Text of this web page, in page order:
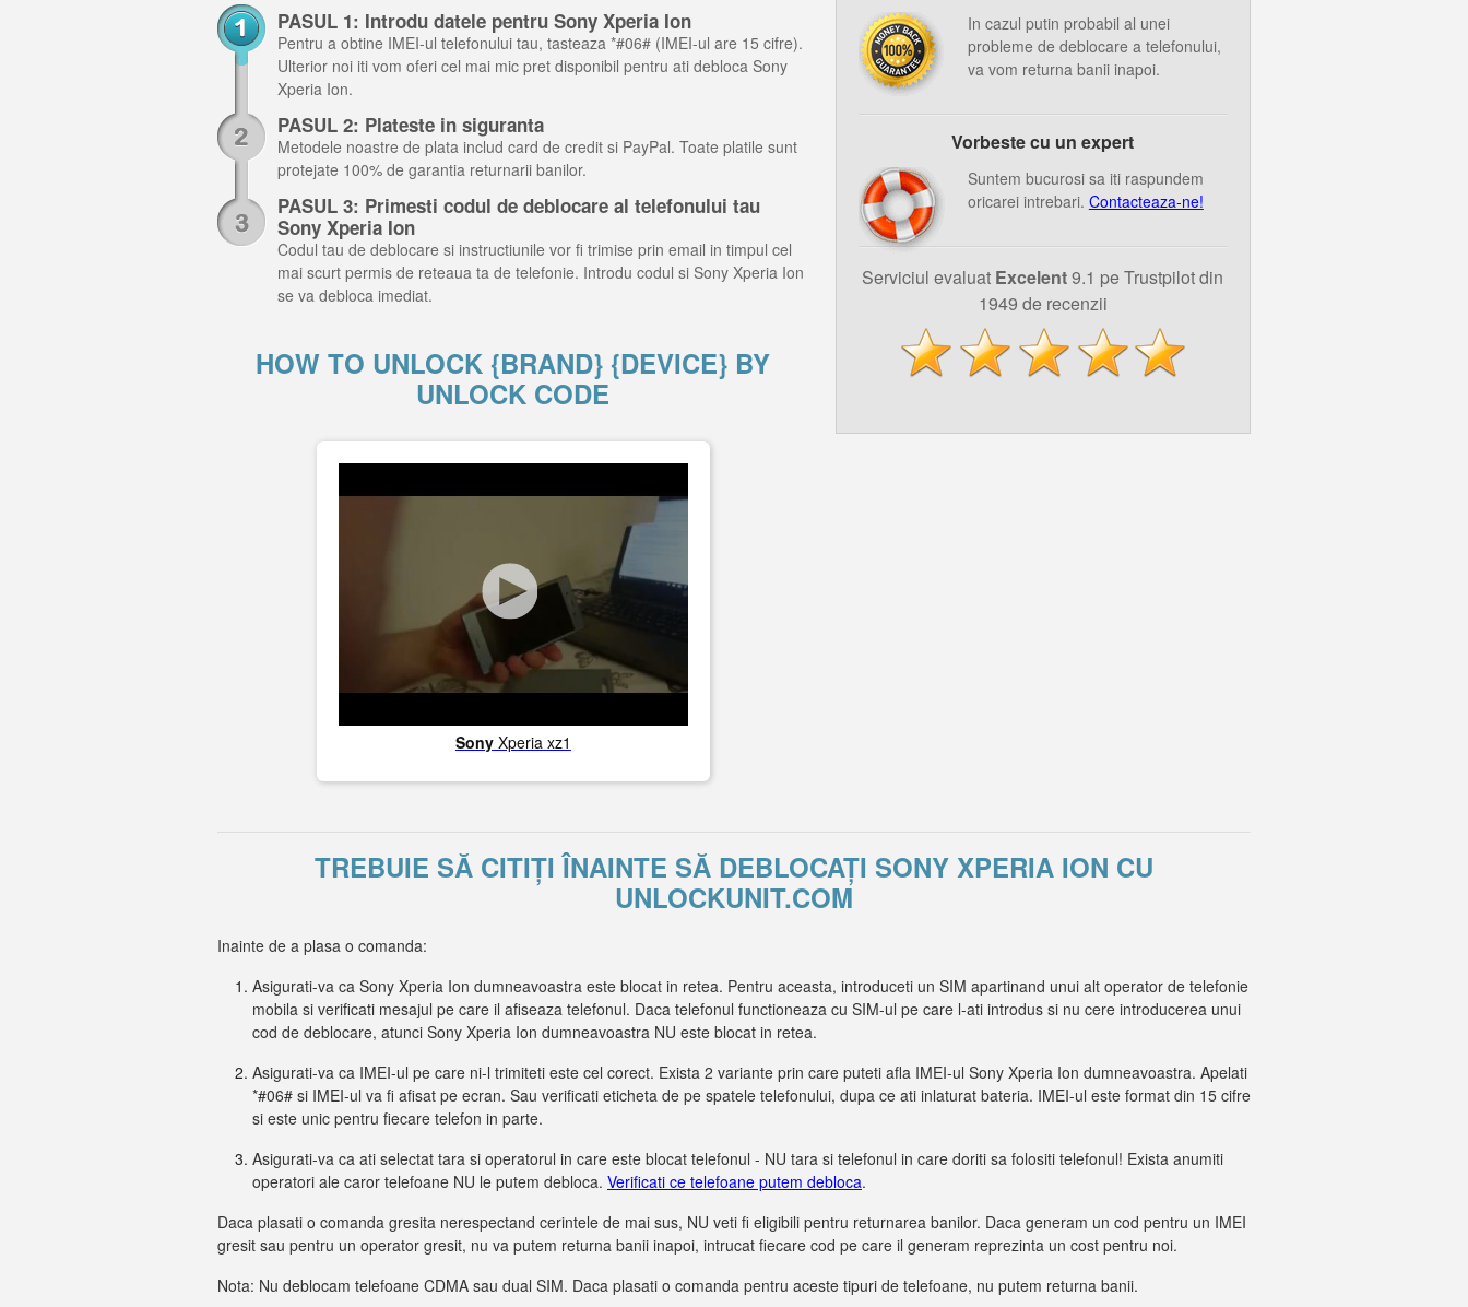
PASUL 1: Introdu datele pentru Sony Xperia Ion
Pentru a obtine IMEI-ul telefonului tau, tasteaza *#06# (IMEI-ul are 15 cifre).
Ulterior noi iti vom oferi cel mai mic pret disponibil pentru ati debloca Sony
Xperia Ion.
PASUL 2: Plateste in siguranta
Metodele noastre de plata includ card de credit si PayPal. Toate platile sunt
protejate 100% de garantia returnarii banilor.
PASUL 3: Primesti codul de deblocare al telefonului tau
Sony Xperia Ion
Codul tau de deblocare si instructiunile vor fi trimise prin email in timpul cel
mai scurt permis de reteaua ta de telefonie. Introdu codul si Sony Xperia Ion
se va debloca imediat.
HOW TO UNLOCK {BRAND} {DEVICE} BY
UNLOCK CODE
SonyXperia xz1
In cazul putin probabil al unei
probleme de deblocare a telefonului,
va vom returna banii inapoi.
Vorbeste cu un expert
Suntem bucurosi sa iti raspundem
oricarei intrebari. Contacteaza-ne!
Serviciul evaluat Excelent9.1 pe Trustpilot din
1949 de recenzii
TREBUIE SĂ CITIȚI ÎNAINTE SĂ DEBLOCAȚI SONY XPERIA ION CU
UNLOCKUNIT.COM
Inainte de a plasa o comanda:
Asigurati-va ca Sony Xperia Ion dumneavoastra este blocat in retea. Pentru aceasta, introduceti un SIM apartinand unui alt operator de telefonie
mobila si verificati mesajul pe care il afiseaza telefonul. Daca telefonul functioneaza cu SIM-ul pe care l-ati introdus si nu cere introducerea unui
cod de deblocare, atunci Sony Xperia Ion dumneavoastra NU este blocat in retea.
Asigurati-va ca IMEI-ul pe care ni-l trimiteti este cel corect. Exista 2 variante prin care puteti afla IMEI-ul Sony Xperia Ion dumneavoastra. Apelati
*#06# si IMEI-ul va fi afisat pe ecran. Sau verificati eticheta de pe spatele telefonului, dupa ce ati inlaturat bateria. IMEI-ul este format din 15 cifre
si este unic pentru fiecare telefon in parte.
Asigurati-va ca ati selectat tara si operatorul in care este blocat telefonul - NU tara si telefonul in care doriti sa folositi telefonul! Exista anumiti
operatori ale caror telefoane NU le putem debloca. Verificati ce telefoane putem debloca.
Daca plasati o comanda gresita nerespectand cerintele de mai sus, NU veti fi eligibili pentru returnarea banilor. Daca generam un cod pentru un IMEI
gresit sau pentru un operator gresit, nu va putem returna banii inapoi, intrucat fiecare cod pe care il generam reprezinta un cost pentru noi.
Nota: Nu deblocam telefoane CDMA sau dual SIM. Daca plasati o comanda pentru aceste tipuri de telefoane, nu putem returna banii.